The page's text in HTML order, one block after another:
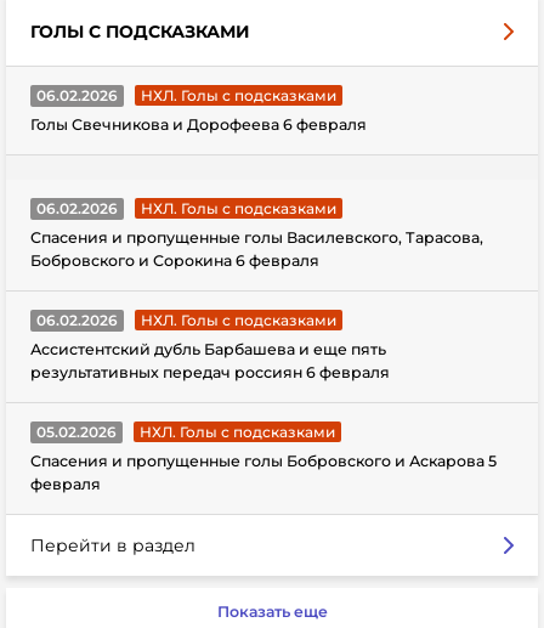
ГОЛЫ С ПОДСКАЗКАМИ
06.02.2026
НХЛ. Голы с подсказками
Голы Свечникова и Дорофеева 6 февраля
06.02.2026
НХЛ. Голы с подсказками
Спасения и пропущенные голы Василевского, Тарасова,
Бобровского и Сорокина 6 февраля
06.02.2026
НХЛ. Голы с подсказками
Ассистентский дубль Барбашева и еще пять
результативных передач россиян 6 февраля
05.02.2026
НХЛ. Голы с подсказками
Спасения и пропущенные голы Бобровского и Аскарова 5
февраля
Перейти в раздел
Показать еще